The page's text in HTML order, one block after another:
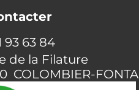
93 63 84
de la Filature
COLOMBIER-